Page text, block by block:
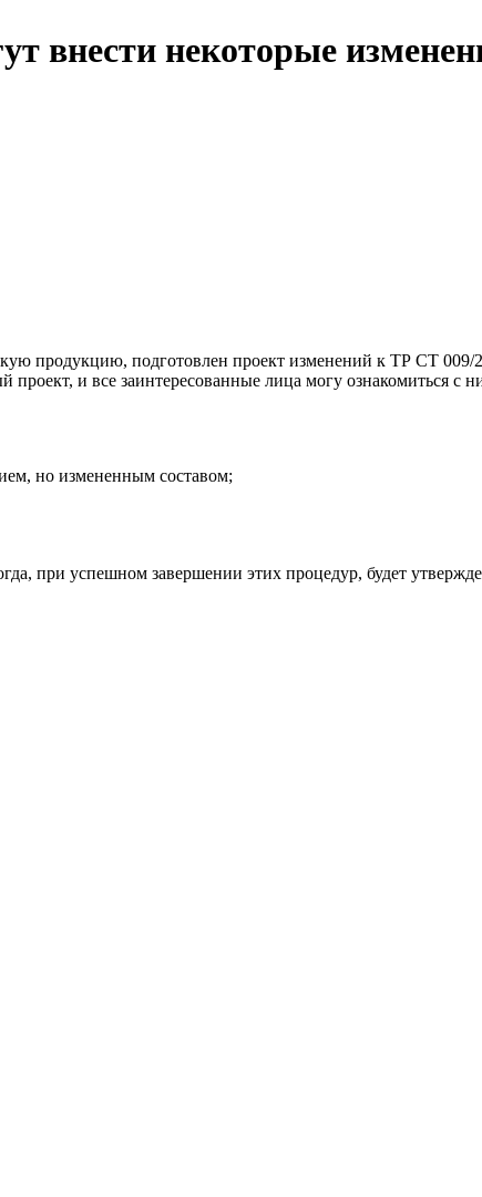
внести некоторые
продукцию, подготовлен проект изменений к ТР СТ 009/
и все заинтересованные лица могу ознакомиться с
но измененным составом;
при успешном завершении этих процедур, будет